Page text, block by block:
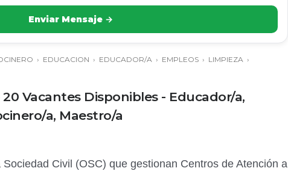
Enviar Mensaje →
› EDUCACION › EDUCADOR/A › EMPLEOS › LIMPIEZA ›
Vacantes Disponibles - Educador/a,
a, Maestro/a
Civil (OSC) que gestionan Centros de Atención a